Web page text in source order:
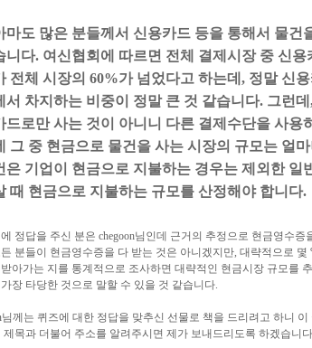
마도 많은 분들께서 신용카드 등을 통해서 물건
니다. 여신협회에 따르면 전체 결제시장 중 신용
전체 시장의 60%가 넘었다고 하는데, 정말 신
서 차지하는 비중이 정말 큰 것 같습니다. 그런
드로만 사는 것이 아니니 다른 결제수단을 사용
그 중 현금으로 물건을 사는 시장의 규모는 얼
은 기업이 현금으로 지불하는 경우는 제외한 일
때 현금으로 지불하는 규모를 산정해야 합니다.
정답을 주신 분은 chegoon님인데 근거의 추정으로 현금영수증
분들이 현금영수증을 다 받는 것은 아니겠지만, 대략적으로 몇
아가는 지를 통계적으로 조사하면 대략적인 현금시장 규모를
장 타당한 것으로 말할 수 있을 것 같습니다.
님께는 퀴즈에 대한 정답을 맞추신 선물로 책을 드리려고 하니
제목과 더불어 주소를 알려주시면 제가 보내드리도록 하겠습니